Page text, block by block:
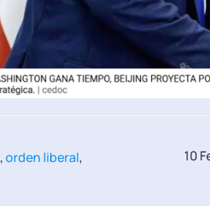
,orden liberal,
10